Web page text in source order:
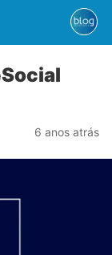
6 anos atrás